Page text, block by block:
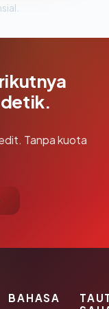
Tanpa kuota
BAHASA